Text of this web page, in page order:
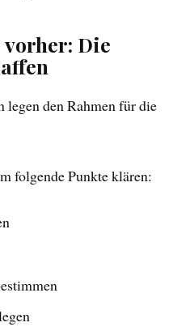
vorher: Die
legen den Rahmen für die
folgende Punkte klären: